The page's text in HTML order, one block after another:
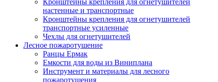
Кронштейны крепления для огнетушителей
настенные и транспортные
Кронштейны крепления для огнетушителей
транспортные усиленные
Чехлы для огнетушителей
Лесное пожаротушение
Ранцы Ермак
Емкости для воды из Виниплана
Инструмент и материалы для лесного
пожаротушения